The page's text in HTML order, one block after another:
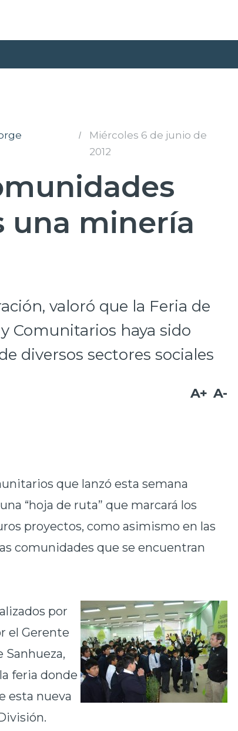
I
Miércoles 6 de junio de
2012
una minería
valoró que la Feria de
Comunitarios haya sido
diversos sectores sociales
A+ A-
que lanzó esta semana
“hoja de ruta” que marcará los
proyectos, como asimismo en las
comunidades que se encuentran
por
el Gerente
feria donde
esta nueva